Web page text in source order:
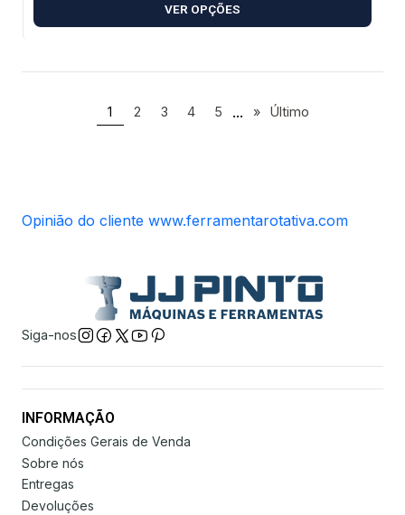
VER OPÇÕES
1 2 3 4 5 ... » Último
Opinião do cliente www.ferramentarotativa.com
Siga-nos
INFORMAÇÃO
Condições Gerais de Venda
Sobre nós
Entregas
Devoluções